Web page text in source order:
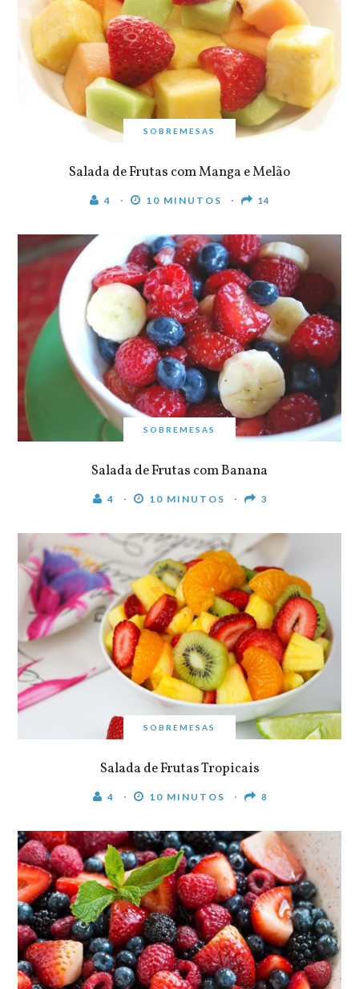
SOBREMESAS
Salada de Frutas com Manga e Melão
4 10 MINUTOS 14
SOBREMESAS
Salada de Frutas com Banana
4 10 MINUTOS 3
SOBREMESAS
Salada de Frutas Tropicais
4 10 MINUTOS 8